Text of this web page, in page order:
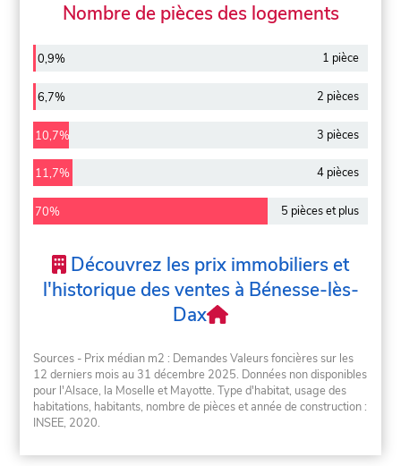
Nombre de pièces des logements
0,9% 1 pièce
6,7% 2 pièces
10,7% 3 pièces
11,7% 4 pièces
70% 5 pièces et plus
Découvrez les prix immobiliers et
l'historique des ventes à Bénesse-lès-
Dax
Sources - Prix médian m2 : Demandes Valeurs foncières sur les
12 derniers mois au 31 décembre 2025. Données non disponibles
pour l'Alsace, la Moselle et Mayotte. Type d'habitat, usage des
habitations, habitants, nombre de pièces et année de construction :
INSEE, 2020.